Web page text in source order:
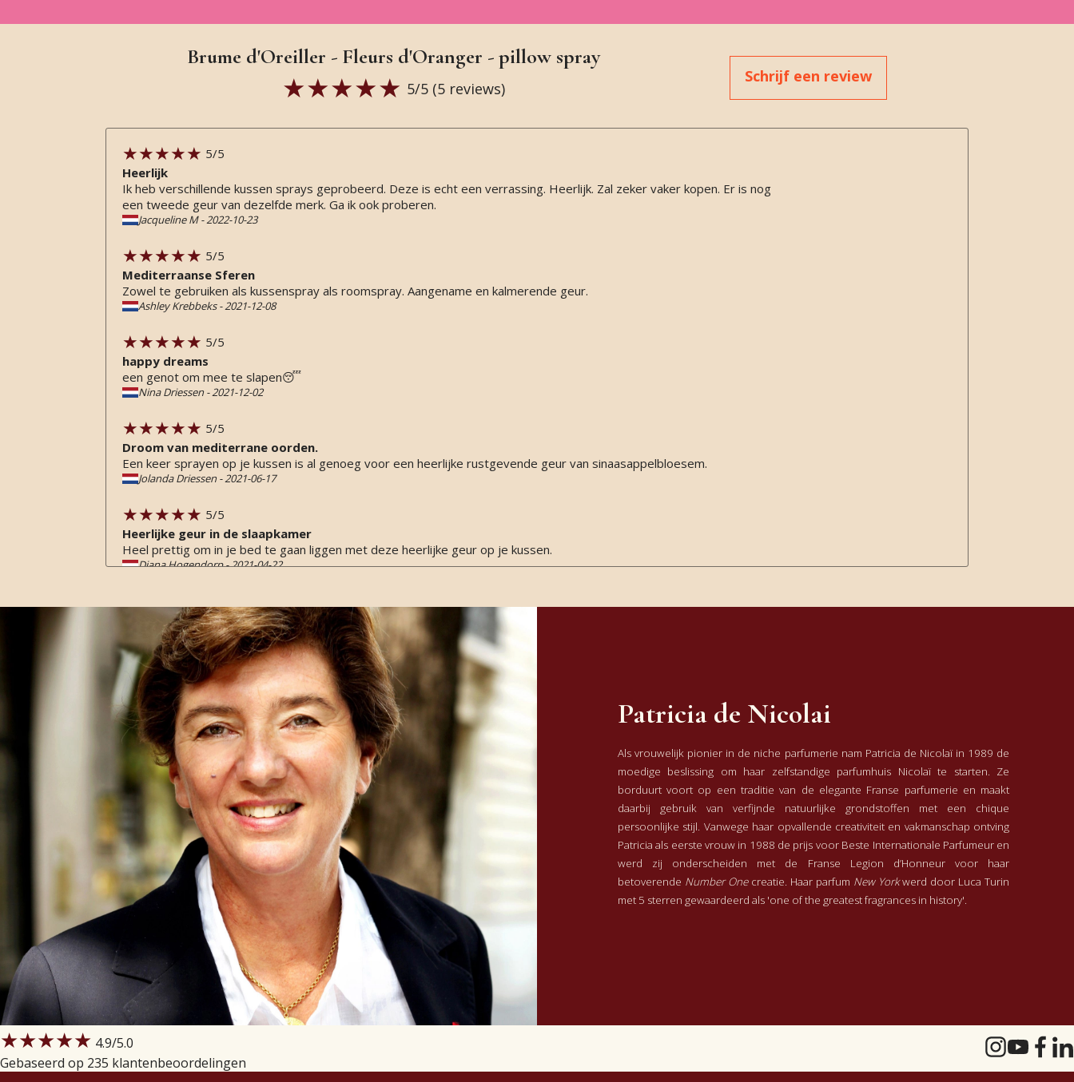
Brume d'Oreiller - Fleurs d'Oranger - pillow spray
5/5 (5 reviews)
Schrijf een review
5/5
Heerlijk
Ik heb verschillende kussen sprays geprobeerd. Deze is echt een verrassing. Heerlijk. Zal zeker vaker kopen. Er is nog
een tweede geur van dezelfde merk. Ga ik ook proberen.
Jacqueline M-2022-10-23
5/5
Mediterraanse Sferen
Zowel te gebruiken als kussenspray als roomspray. Aangename en kalmerende geur.
Ashley Krebbeks-2021-12-08
5/5
happy dreams
een genot om mee te slapen😴
Nina Driessen-2021-12-02
5/5
Droom van mediterrane oorden.
Een keer sprayen op je kussen is al genoeg voor een heerlijke rustgevende geur van sinaasappelbloesem.
Jolanda Driessen-2021-06-17
5/5
Heerlijke geur in de slaapkamer
Heel prettig om in je bed te gaan liggen met deze heerlijke geur op je kussen.
Diana Hogendorp-2021-04-22
Patricia de Nicolai
Als vrouwelijk pionier in de niche parfumerie nam Patricia de Nicolaï in 1989 de
moedige beslissing om haar zelfstandige parfumhuis Nicolaï te starten. Ze
borduurt voort op een traditie van de elegante Franse parfumerie en maakt
daarbij gebruik van verfijnde natuurlijke grondstoffen met een chique
persoonlijke stijl. Vanwege haar opvallende creativiteit en vakmanschap ontving
Patricia als eerste vrouw in 1988 de prijs voor Beste Internationale Parfumeur en
werd zij onderscheiden met de Franse Legion d’Honneur voor haar
betoverende Number Onecreatie. Haar parfum New Yorkwerd door Luca Turin
met 5 sterren gewaardeerd als 'one of the greatest fragrances in history'.
★★★★★ 4.9/5.0
Gebaseerd op 235 klantenbeoordelingen